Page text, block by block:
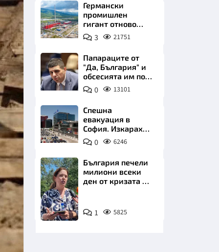
ХРАНА
ИКОНОМИКА
Германски
промишлен
гигант отново
позлатява наш
град
3 21751
Папараците от
"Да, България" и
обсесията им по
Пеевски
0 13101
Спешна
евакуация в
София. Изкараха
хиляди на
улицата
0 6246
Снимка:
БТА
България печели
милиони всеки
ден от кризата по
1 5825